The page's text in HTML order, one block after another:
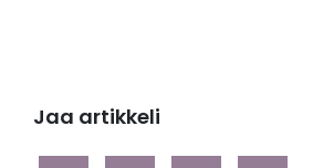
Jaa artikkeli